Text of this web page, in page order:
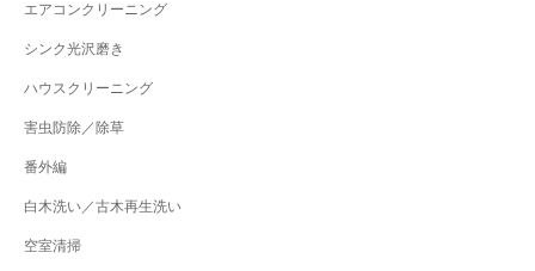
エアコンクリーニング
シンク光沢磨き
ハウスクリーニング
害虫防除／除草
番外編
白木洗い／古木再生洗い
空室清掃